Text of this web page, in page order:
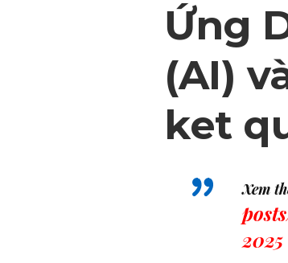
Ứng
(AI)
ket
Xem
2025